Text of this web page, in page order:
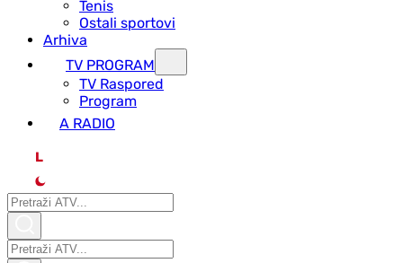
Tenis
Ostali sportovi
Arhiva
TV PROGRAM
ТV Raspored
Program
A RADIO
L